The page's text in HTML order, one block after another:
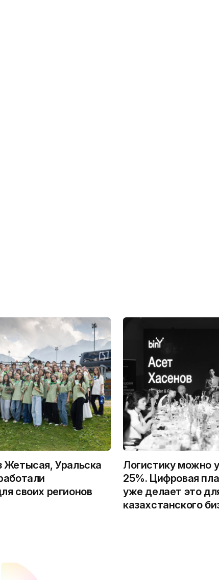
Жетысая, Уральска
своих регионов
Логистику можно
25%. Цифровая
уже делает это
казахстанского